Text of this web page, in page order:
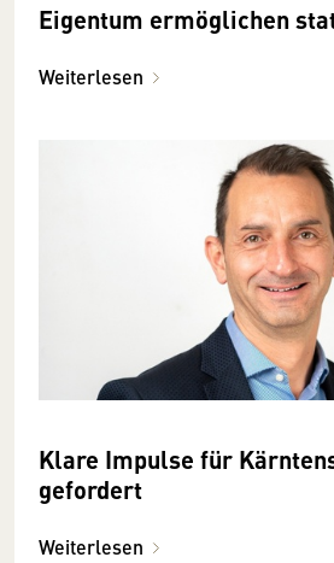
Eigentum ermöglichen
Weiterlesen
Klare Impulse für
gefordert
Weiterlesen